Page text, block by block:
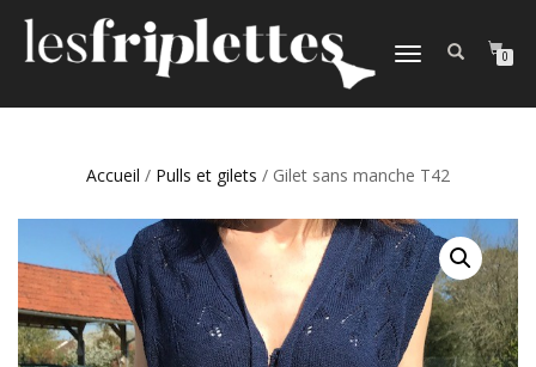
DÉPLIER
0
Accueil / Pulls et gilets / Gilet sans manche T42